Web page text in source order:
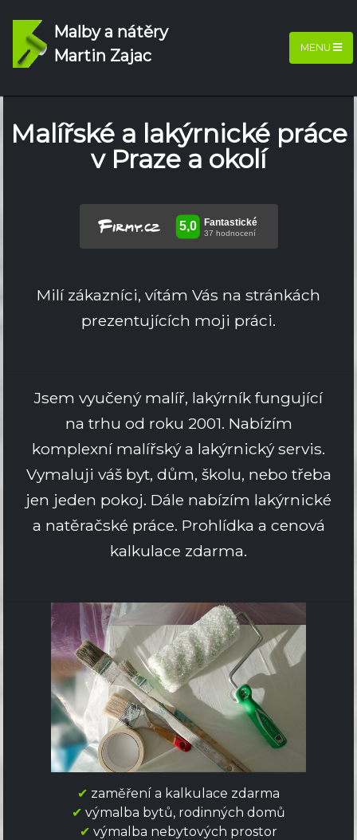
Malby a nátěry
Martin Zajac
MENU
Malířské a lakýrnické práce
v Praze a okolí
Milí zákazníci, vítám Vás na stránkách
prezentujících moji práci.
Jsem vyučený malíř, lakýrník fungující
na trhu od roku 2001. Nabízím
komplexní malířský a lakýrnický servis.
Vymaluji váš byt, dům, školu, nebo třeba
jen jeden pokoj. Dále nabízím lakýrnické
a natěračské práce. Prohlídka a cenová
kalkulace zdarma.
✔ zaměření a kalkulace zdarma
✔ výmalba bytů, rodinných domů
✔ výmalba nebytových prostor